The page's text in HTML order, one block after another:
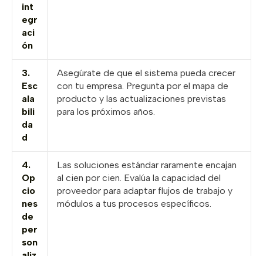
int
egr
aci
ón
3.
Esc
ala
bili
da
d
Asegúrate de que el sistema pueda crecer
con tu empresa. Pregunta por el mapa de
producto y las actualizaciones previstas
para los próximos años.
4.
Op
cio
nes
de
per
son
Las soluciones estándar raramente encajan
al cien por cien. Evalúa la capacidad del
proveedor para adaptar flujos de trabajo y
módulos a tus procesos específicos.